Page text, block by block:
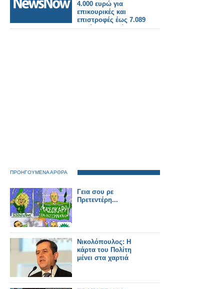
4.000 ευρώ για
επικουρικές και
επιστροφές έως 7.089
ευρώ για χηρείας - Οι
ΠΡΟΗΓΟΥΜΕΝΑ ΑΡΘΡΑ
Γεια σου ρε
Πρετεντέρη...
Νικολόπουλος: Η
κάρτα του Πολίτη
μένει στα χαρτιά